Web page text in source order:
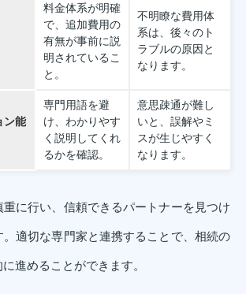
料金体系が明確
で、追加費用の
有無が事前に説
明されているこ
と。
不明瞭な費用体
系は、後々のト
ラブルの原因と
なります。
ン能
専門用語を避
け、わかりやす
く説明してくれ
るかを確認。
意思疎通が難し
いと、誤解やミ
スが生じやすく
なります。
に行い、信頼できるパートナーを見つけ
。適切な専門家と連携することで、相続の
進めることができます。